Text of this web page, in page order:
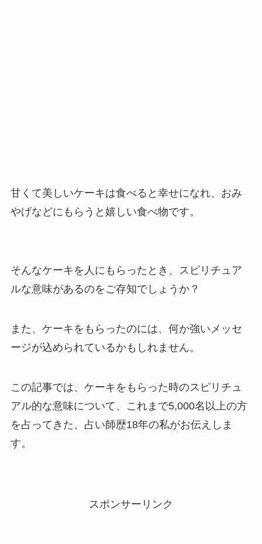
甘くて美しいケーキは食べると幸せになれ、おみ
やげなどにもらうと嬉しい食べ物です。
そんなケーキを人にもらったとき、スピリチュア
ルな意味があるのをご存知でしょうか？
また、ケーキをもらったのには、何か強いメッセ
ージが込められているかもしれません。
この記事では、ケーキをもらった時のスピリチュ
アル的な意味について、これまで5,000名以上の方
を占ってきた、占い師歴18年の私がお伝えしま
す。
スポンサーリンク